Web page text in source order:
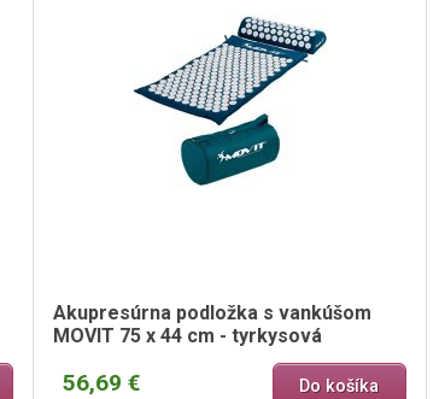
Akupresúrna podložka s vankúšom
MOVIT 75 x 44 cm - tyrkysová
56,69 € Do košíka